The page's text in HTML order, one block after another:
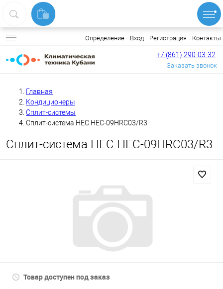
Определение Вход Регистрация Контакты
+7 (861) 290-03-32
Заказать звонок
Главная
Кондиционеры
Сплит-системы
Сплит-система HEC HEC-09HRC03/R3
Сплит-система HEC HEC-09HRC03/R3
Товар доступен под заказ